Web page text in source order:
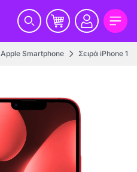
Apple Smartphone Σειρά iPhone 14